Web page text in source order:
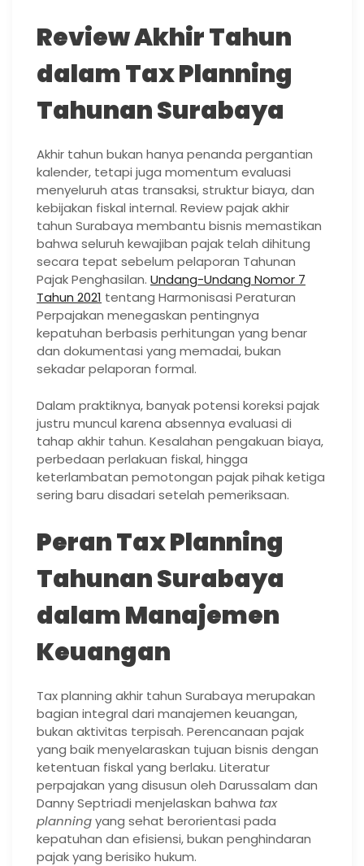
Review Akhir Tahun
dalam Tax Planning
Tahunan Surabaya
Akhir tahun bukan hanya penanda pergantian
kalender, tetapi juga momentum evaluasi
menyeluruh atas transaksi, struktur biaya, dan
kebijakan fiskal internal. Review pajak akhir
tahun Surabaya membantu bisnis memastikan
bahwa seluruh kewajiban pajak telah dihitung
secara tepat sebelum pelaporan Tahunan
Pajak Penghasilan. Undang-Undang Nomor 7
Tahun 2021 tentang Harmonisasi Peraturan
Perpajakan menegaskan pentingnya
kepatuhan berbasis perhitungan yang benar
dan dokumentasi yang memadai, bukan
sekadar pelaporan formal.
Dalam praktiknya, banyak potensi koreksi pajak
justru muncul karena absennya evaluasi di
tahap akhir tahun. Kesalahan pengakuan biaya,
perbedaan perlakuan fiskal, hingga
keterlambatan pemotongan pajak pihak ketiga
sering baru disadari setelah pemeriksaan.
Peran Tax Planning
Tahunan Surabaya
dalam Manajemen
Keuangan
Tax planning akhir tahun Surabaya merupakan
bagian integral dari manajemen keuangan,
bukan aktivitas terpisah. Perencanaan pajak
yang baik menyelaraskan tujuan bisnis dengan
ketentuan fiskal yang berlaku. Literatur
perpajakan yang disusun oleh Darussalam dan
Danny Septriadi menjelaskan bahwa tax
planningyang sehat berorientasi pada
kepatuhan dan efisiensi, bukan penghindaran
pajak yang berisiko hukum.